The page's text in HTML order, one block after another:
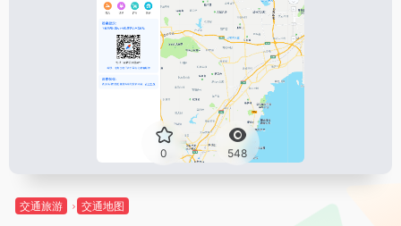
0 548
交通旅游 交通地图